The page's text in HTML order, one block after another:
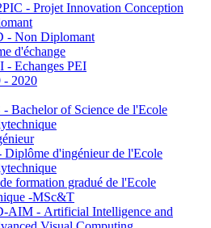
- Projet Innovation Conception
- Non Diplomant
d'échange
- Echanges PEI
- 2020
- Bachelor of Science de l'Ecole
Diplôme d'ingénieur de l'Ecole
formation gradué de l'Ecole
-MSc&T
AIM - Artificial Intelligence and